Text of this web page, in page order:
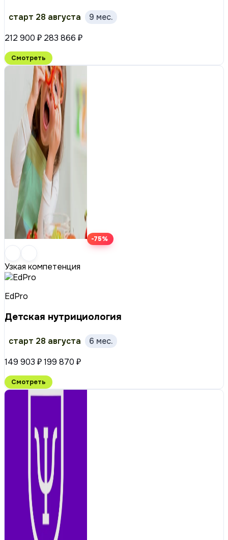
старт 28 августа
9 мес.
212 900 ₽ 283 866 ₽
Смотреть
-75%
Узкая компетенция
EdPro
Детская нутрициология
старт 28 августа
6 мес.
149 903 ₽199 870 ₽
Смотреть